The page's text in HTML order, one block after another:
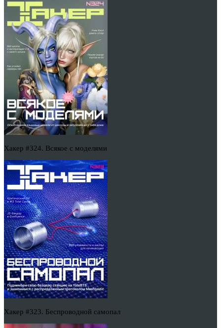
Хакер #324. Всякое с моделями
Хакер #323. Беспроводной самопал